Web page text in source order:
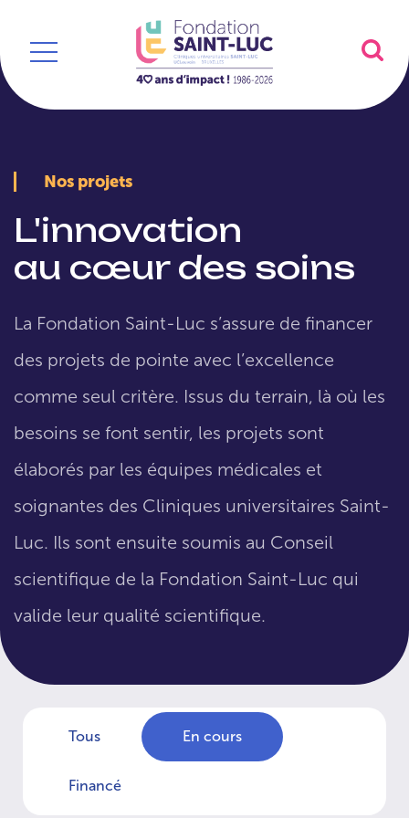
Nos projets
L'innovation
au cœur des soins
La Fondation Saint-Luc s’assure de financer
des projets de pointe avec l’excellence
comme seul critère. Issus du terrain, là où les
besoins se font sentir, les projets sont
élaborés par les équipes médicales et
soignantes des Cliniques universitaires Saint-
Luc. Ils sont ensuite soumis au Conseil
scientifique de la Fondation Saint-Luc qui
valide leur qualité scientifique.
Tous En cours
Financé